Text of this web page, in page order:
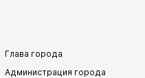
Глава города
Администрация города